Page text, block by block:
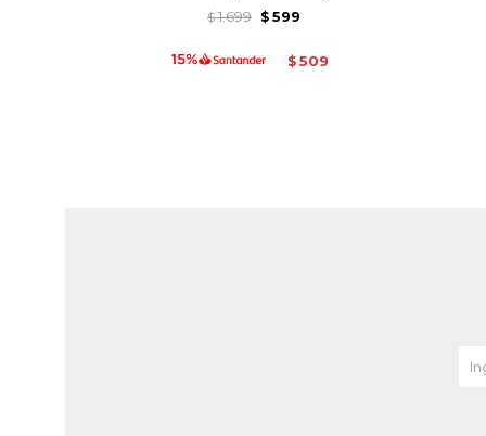
$ 1.699 $ 599
$ 509